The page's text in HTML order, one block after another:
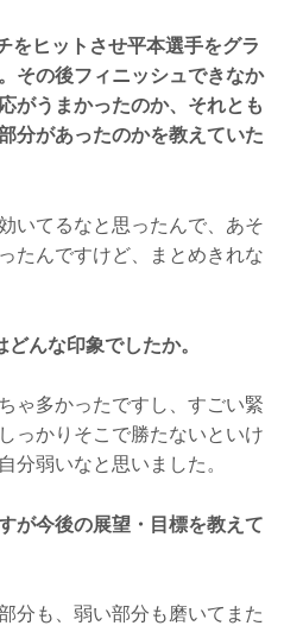
をヒットさせ平本選手をグラ
その後フィニッシュできなか
がうまかったのか、それとも
分があったのかを教えていた
いてるなと思ったんで、あそ
たんですけど、まとめきれな
んな印象でしたか。
ゃ多かったですし、すごい緊
っかりそこで勝たないといけ
分弱いなと思いました。
が今後の展望・目標を教えて
分も、弱い部分も磨いてまた